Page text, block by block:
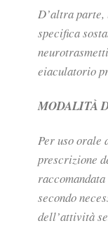
D’altra parte,
specifica
eiaculatorio
MODALITÀ
Per uso orale
prescrizione
raccomandata
secondo
dell’attività